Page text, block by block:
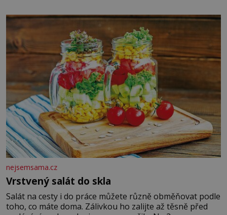
blonďaté vlásky. Fakt, že jsou těla dávných lidí nesmírně
dobře zachovalá, přičítají odborníci zdejším klimatickým
podmínkám. Sucho, prosolené písky a extrémně
nejsemsama.cz
Vrstvený salát do skla
Salát na cesty i do práce můžete různě obměňovat podle
toho, co máte doma. Zálivkou ho zalijte až těsně před